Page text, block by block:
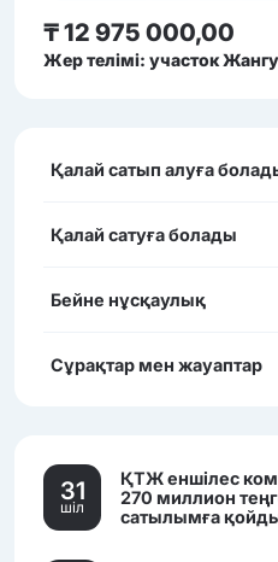
₸ 12 975 000,00
Жер телімі: участок
Қалай сатып алуға
Қалай сатуға болады
Бейне нұсқаулық
Сұрақтар мен жауаптар
31
шiл
ҚТЖ еншілес
270 миллион
сатылымға